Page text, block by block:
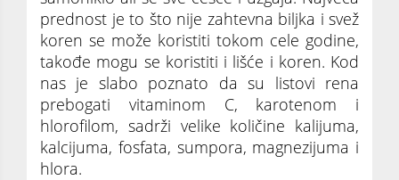
prednost je to što nije zahtevna biljka i svež
koren se može koristiti tokom cele godine,
takođe mogu se koristiti i lišće i koren. Kod
nas je slabo poznato da su listovi rena
prebogati vitaminom C, karotenom i
hlorofilom, sadrži velike količine kalijuma,
kalcijuma, fosfata, sumpora, magnezijuma i
hlora.